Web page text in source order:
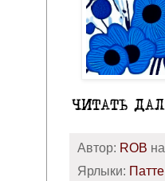
Автор: ROB
Ярлыки: